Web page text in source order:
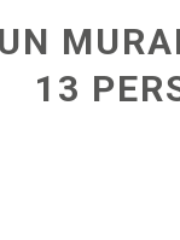
UN
13